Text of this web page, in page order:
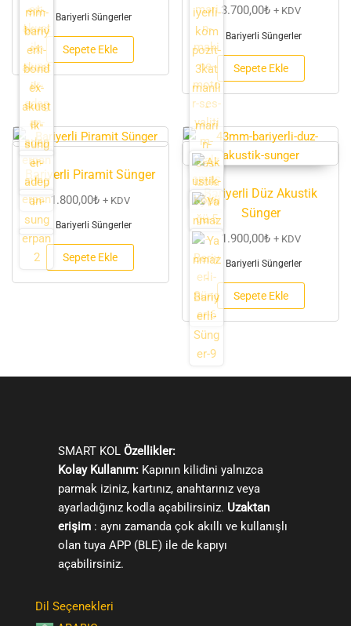
Bariyerli Süngerler
Sepete Ekle
3.700,00₺ + KDV
Bariyerli Süngerler
Sepete Ekle
Bariyerli Piramit Sünger
1.800,00₺ + KDV
Bariyerli Süngerler
Sepete Ekle
Bariyerli Düz Akustik
Sünger
1.900,00₺ + KDV
Bariyerli Süngerler
Sepete Ekle
SMART KOL Özellikler:
Kolay Kullanım:Kapının kilidini yalnızca
parmak iziniz, kartınız, anahtarınız veya
ayarladığınız kodla açabilirsiniz. Uzaktan
erişim: aynı zamanda çok akıllı ve kullanışlı
olan tuya APP (BLE) ile de kapıyı
açabilirsiniz.
Dil Seçenekleri